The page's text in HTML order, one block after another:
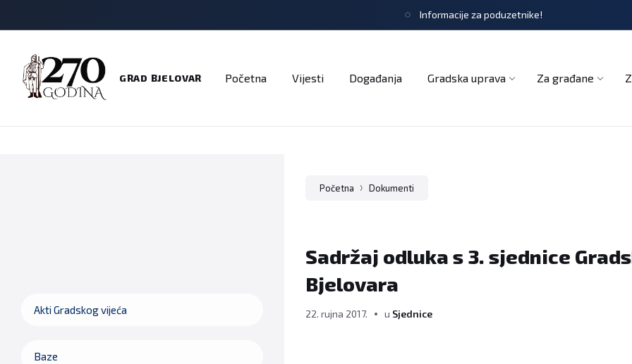
Informacije za poduzetnike!
GRAD BJELOVAR Početna Vijesti Događanja Gradska uprava Za građane
Početna Dokumenti
Sadržaj odluka s 3. sjednice
Bjelovara
22. rujna 2017. u Sjednice
Akti Gradskog vijeća
Baze